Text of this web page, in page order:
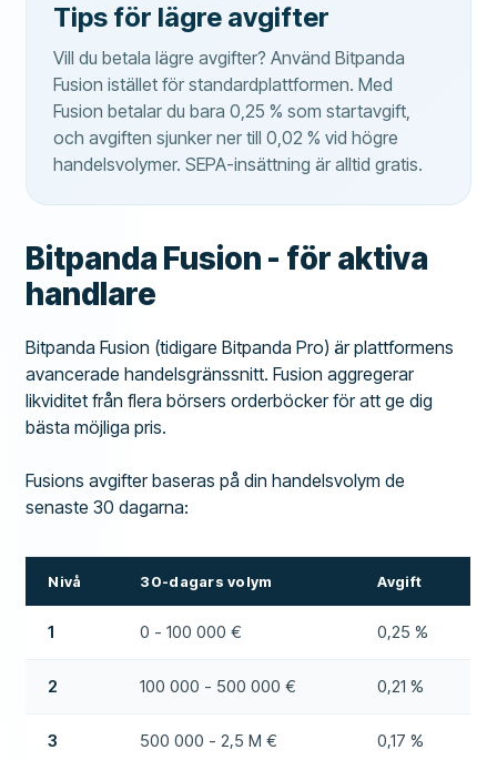
Tips för lägre avgifter
Vill du betala lägre avgifter? Använd Bitpanda
Fusion istället för standardplattformen. Med
Fusion betalar du bara 0,25 % som startavgift,
och avgiften sjunker ner till 0,02 % vid högre
handelsvolymer. SEPA-insättning är alltid gratis.
Bitpanda Fusion - för aktiva
handlare
Bitpanda Fusion (tidigare Bitpanda Pro) är plattformens
avancerade handelsgränssnitt. Fusion aggregerar
likviditet från flera börsers orderböcker för att ge dig
bästa möjliga pris.
Fusions avgifter baseras på din handelsvolym de
senaste 30 dagarna:
Nivå 30-dagars volym Avgift
1 0 - 100 000 € 0,25 %
2 100 000 - 500 000 € 0,21 %
3 500 000 - 2,5 M € 0,17 %